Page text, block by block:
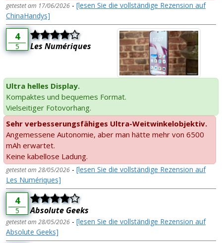
getestet am 17/06/2026 - [lesen Sie die vollständige Rezension auf
ChinaHandys]
4
5 Les Numériques
Ultra helles Display.
Kompaktes und bequemes Format.
Vielseitiger Fotovorhang.
Sehr verbesserungsfähiges Ultra-Weitwinkelobjektiv.
Angemessene Autonomie, aber man hätte mehr von 6500
mAh erwartet.
Keine kabellose Ladung.
getestet am 28/05/2026 - [lesen Sie die vollständige Rezension auf
Les Numériques]
4
5 Absolute Geeks
getestet am 28/05/2026 - [lesen Sie die vollständige Rezension auf
Absolute Geeks]